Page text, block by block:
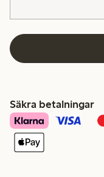
Säkra betalningar